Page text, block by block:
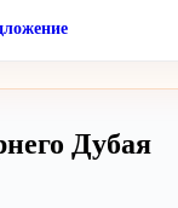
Дубая